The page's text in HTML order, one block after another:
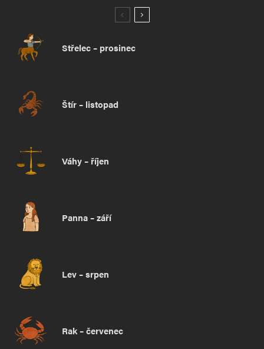
Střelec – prosinec
Štír – listopad
Váhy – říjen
Panna – září
Lev – srpen
Rak – červenec